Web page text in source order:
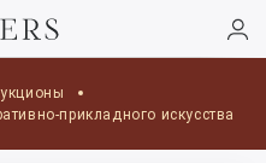
прикладного искусства